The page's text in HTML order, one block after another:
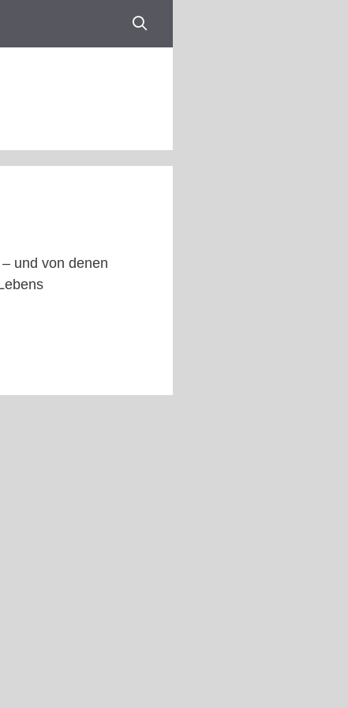
und von denen